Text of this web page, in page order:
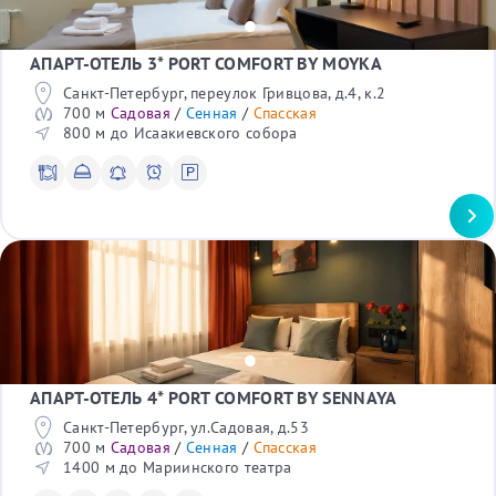
АПАРТ-ОТЕЛЬ 3* PORT COMFORT BY MOYKA
Санкт-Петербург, переулок Гривцова, д.4, к.2
700 м Садовая / Сенная / Спасская
800 м до Исаакиевского собора
АПАРТ-ОТЕЛЬ 4* PORT COMFORT BY SENNAYA
Санкт-Петербург, ул.Садовая, д.53
700 м Садовая / Сенная / Спасская
1400 м до Мариинского театра
Крейсер Аврора
Лофт Проект Этажи
Океанариум
Планетарий №1
Театр юных зрителей
Стадион Петровский
Диво остров
Елагин остров
СК Юбилейный
ЛДМ Театр
Дорец бракосочетания
Сад Дужбы (Сакура)
Лиговский проспект
Канал Грибоедова
Джона Леннона
Большая Морская
Синопская набережная
Каменноостровский проспект
Большой проспект
Мест в номере
1
С детьми
Да
В отеле
Wi-Fi
Телевизор
Сейф*